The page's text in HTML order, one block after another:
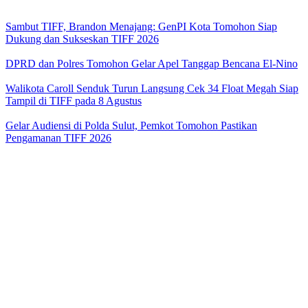
Sambut TIFF, Brandon Menajang: ​GenPI Kota Tomohon Siap
Dukung dan Sukseskan TIFF 2026
DPRD dan Polres Tomohon Gelar Apel Tanggap Bencana El-Nino
Walikota Caroll Senduk Turun Langsung Cek 34 Float Megah Siap
Tampil di TIFF pada 8 Agustus
Gelar Audiensi di Polda Sulut, Pemkot Tomohon Pastikan
Pengamanan TIFF 2026